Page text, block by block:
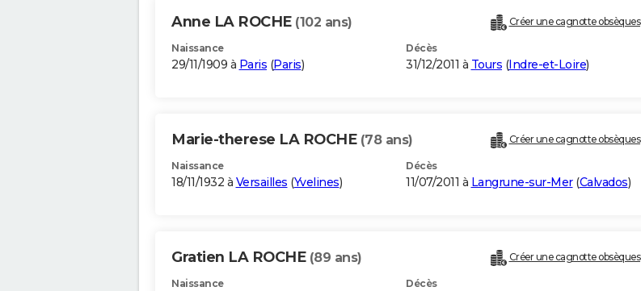
Anne LA ROCHE (102 ans) Créer une cagnotte obsèques
Naissance
29/11/1909 à Paris (Paris)
Décès
31/12/2011 à Tours (Indre-et-Loire)
Marie-therese LA ROCHE (78 ans) Créer une cagnotte obsèques
Naissance
18/11/1932 à Versailles (Yvelines)
Décès
11/07/2011 à Langrune-sur-Mer(Calvados)
Gratien LA ROCHE (89 ans) Créer une cagnotte obsèques
Naissance Décès